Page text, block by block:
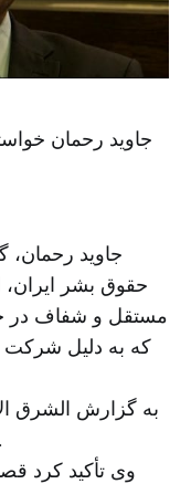
جاوید رحمان
جاوید رحمان،
حقوق بشر ایران،
مستقل و شفاف در
به گزارش الشرق
نوجوانان در ایران ابراز نگرانی کرد.
وی تأکید کرد